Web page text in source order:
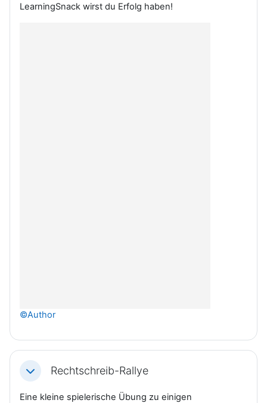
LearningSnack wirst du Erfolg haben!
©Author
EinklappenRechtschreib-Rallye
Eine kleine spielerische Übung zu einigen